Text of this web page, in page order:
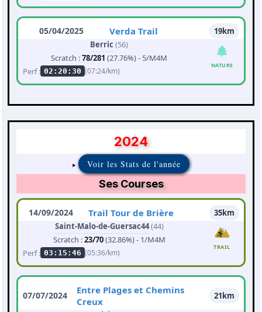
05/04/2025 Verda Trail
19km
Berric (56)
Scratch :78/281 (27.76%) - 5/M4M
Perf : 02:20:30 (07:24/km)
NATURE
2024
Voir les Stats de l'année
Ses Courses
14/09/2024 Trail Tour de Brière
35km
Saint-Malo-de-Guersac44(44)
Scratch :23/70(32.86%) - 1/M4M
Perf : 03:15:46 (05:36/km)
TRAIL
07/07/2024
Entre Plages et Chemins
Creux
21km